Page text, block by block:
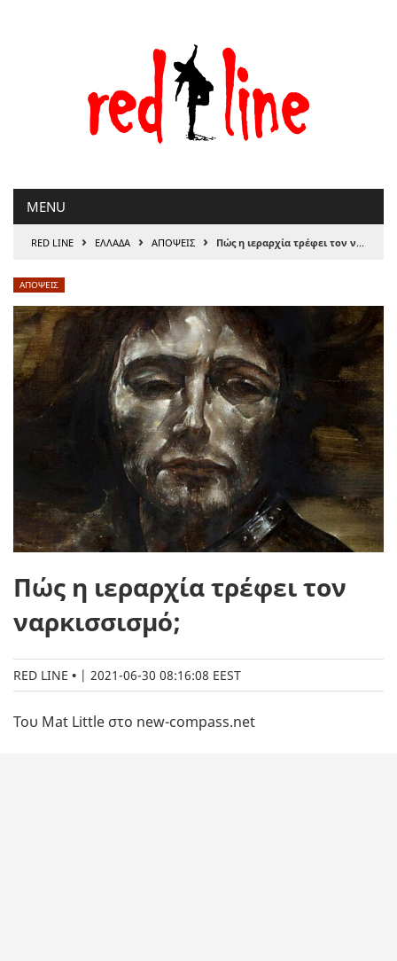
MENU
RED LINE › ΕΛΛΑΔΑ › ΑΠΟΨΕΙΣ › Πώς η ιεραρχία τρέφει τoν ναρκισσισμό;
ΑΠΟΨΕΙΣ
Πώς η ιεραρχία τρέφει τoν
ναρκισσισμό;
RED LINE | 2021-06-30 08:16:08 EEST
Του Mat Little στο new-compass.net